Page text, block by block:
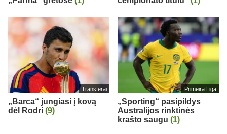
Transferai
„Barca“ jungiasi į kovą
dėl Rodri (9)
Primeira Liga
„Sporting“ pasipildys
Australijos rinktinės
krašto saugu (1)